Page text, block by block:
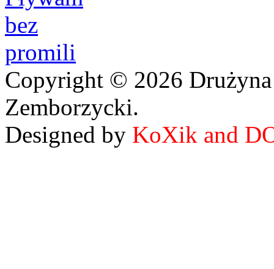
Copyright © 2026
Zemborzycki.
Designed by KoXik and